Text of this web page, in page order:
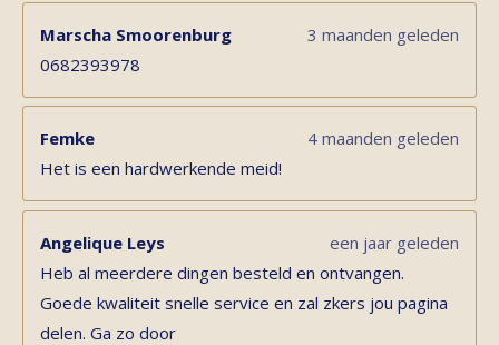
Marscha Smoorenburg
3 maanden geleden
0682393978
Femke
4 maanden geleden
Het is een hardwerkende meid!
Angelique Leys
een jaar geleden
Heb al meerdere dingen besteld en ontvangen.
Goede kwaliteit snelle service en zal zkers jou pagina
delen. Ga zo door